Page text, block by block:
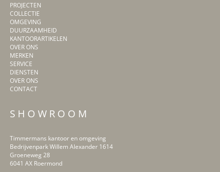
PROJECTEN
COLLECTIE
OMGEVING
DUURZAAMHEID
KANTOORARTIKELEN
OVER ONS
MERKEN
SERVICE
DIENSTEN
OVER ONS
CONTACT
S H O W R O O M
Timmermans kantoor en omgeving
Bedrijvenpark Willem Alexander 1614
Groeneweg 28
6041 AX Roermond